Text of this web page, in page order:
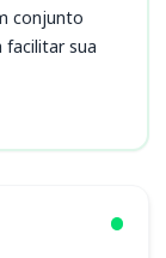
conjunto
facilitar sua